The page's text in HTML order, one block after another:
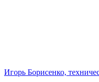
Игорь Борисенко,